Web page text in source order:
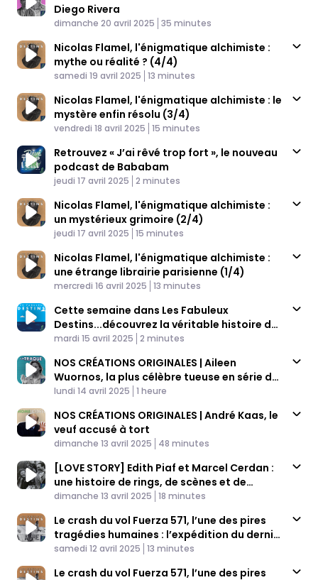
Diego Rivera
Published At
dimanche 20 avril 2025 Time
35 minutes
Nicolas Flamel, l'énigmatique alchimiste :
mythe ou réalité ? (4/4)
Published At
samedi 19 avril 2025 Time
13 minutes
Nicolas Flamel, l'énigmatique alchimiste : le
mystère enfin résolu (3/4)
Published At
vendredi 18 avril 2025 Time
15 minutes
Retrouvez « J’ai rêvé trop fort », le nouveau
podcast de Bababam
Published At
jeudi 17 avril 2025 Time
2 minutes
Nicolas Flamel, l'énigmatique alchimiste :
un mystérieux grimoire (2/4)
Published At
jeudi 17 avril 2025 Time
15 minutes
Nicolas Flamel, l'énigmatique alchimiste :
une étrange librairie parisienne (1/4)
Published At
mercredi 16 avril 2025 Time
13 minutes
Cette semaine dans Les Fabuleux
Destins...découvrez la véritable histoire de
Nicolas Flamel
Published At
mardi 15 avril 2025 Time
2 minutes
NOS CRÉATIONS ORIGINALES | Aileen
Wuornos, la plus célèbre tueuse en série des
Etats Unis
Published At
lundi 14 avril 2025 Time
1 heure
NOS CRÉATIONS ORIGINALES | André Kaas, le
veuf accusé à tort
Published At
dimanche 13 avril 2025 Time
48 minutes
[LOVE STORY] Edith Piaf et Marcel Cerdan :
une histoire de rings, de scènes et de
voyages
Published At
dimanche 13 avril 2025 Time
18 minutes
Le crash du vol Fuerza 571, l’une des pires
tragédies humaines : l’expédition du dernier
espoir (4/4)
Published At
samedi 12 avril 2025 Time
13 minutes
Le crash du vol Fuerza 571, l’une des pires